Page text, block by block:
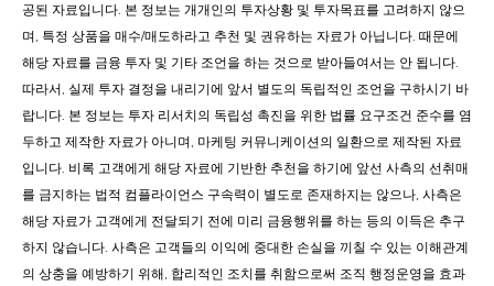
공된 자료입니다. 본 정보는 개개인의 투자상황 및 투자목표를 고려하지 않으
며, 특정 상품을 매수/매도하라고 추천 및 권유하는 자료가 아닙니다. 때문에
해당 자료를 금융 투자 및 기타 조언을 하는 것으로 받아들여서는 안 됩니다.
따라서, 실제 투자 결정을 내리기에 앞서 별도의 독립적인 조언을 구하시기 바
랍니다. 본 정보는 투자 리서치의 독립성 촉진을 위한 법률 요구조건 준수를 염
두하고 제작한 자료가 아니며, 마케팅 커뮤니케이션의 일환으로 제작된 자료
입니다. 비록 고객에게 해당 자료에 기반한 추천을 하기에 앞선 사측의 선취매
를 금지하는 법적 컴플라이언스 구속력이 별도로 존재하지는 않으나, 사측은
해당 자료가 고객에게 전달되기 전에 미리 금융행위를 하는 등의 이득은 추구
하지 않습니다. 사측은 고객들의 이익에 중대한 손실을 끼칠 수 있는 이해관계
의 상충을 예방하기 위해, 합리적인 조치를 취함으로써 조직 행정운영을 효과